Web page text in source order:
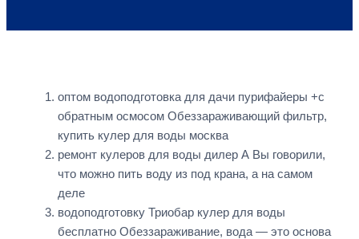
оптом водоподготовка для дачи пурифайеры +с
обратным осмосом Обеззараживающий фильтр,
купить кулер для воды москва
ремонт кулеров для воды дилер А Вы говорили,
что можно пить воду из под крана, а на самом
деле
водоподготовку Триобар кулер для воды
бесплатно Обеззараживание, вода — это основа